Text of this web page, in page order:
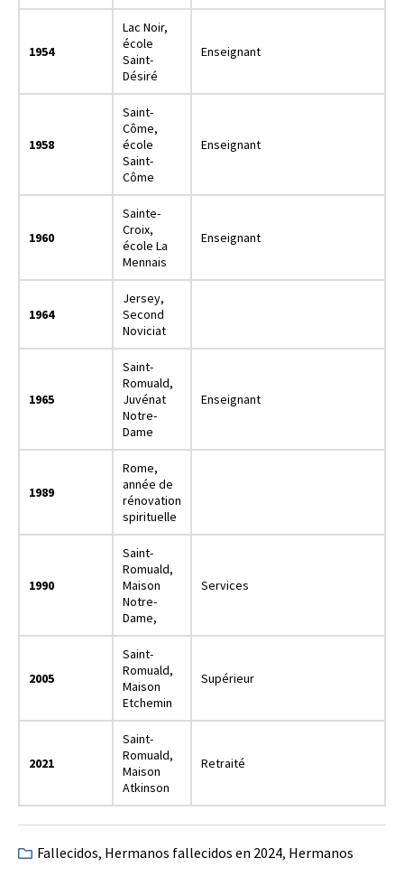
1954
Lac Noir,
école
Saint-
Désiré
Enseignant
1958
Saint-
Côme,
école
Saint-
Côme
Enseignant
1960
Sainte-
Croix,
école La
Mennais
Enseignant
1964
Jersey,
Second
Noviciat
1965
Saint-
Romuald,
Juvénat
Notre-
Dame
Enseignant
1989
Rome,
année de
rénovation
spirituelle
1990
Saint-
Romuald,
Maison
Notre-
Dame,
Services
2005
Saint-
Romuald,
Maison
Etchemin
Supérieur
2021
Saint-
Romuald,
Maison
Atkinson
Retraité
Fallecidos, Hermanos fallecidos en 2024, Hermanos